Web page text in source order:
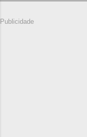
Publicidade